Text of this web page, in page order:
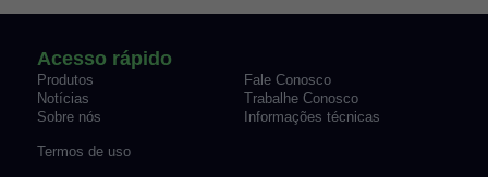
Acesso rápido
Produtos
Fale Conosco
Notícias
Trabalhe Conosco
Sobre nós
Informações técnicas
Termos de uso